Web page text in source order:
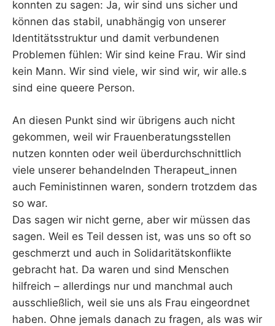
konnten zu sagen: Ja, wir sind uns sicher und
können das stabil, unabhängig von unserer
Identitätsstruktur und damit verbundenen
Problemen fühlen: Wir sind keine Frau. Wir sind
kein Mann. Wir sind viele, wir sind wir, wir alle.s
sind eine queere Person.
An diesen Punkt sind wir übrigens auch nicht
gekommen, weil wir Frauenberatungsstellen
nutzen konnten oder weil überdurchschnittlich
viele unserer behandelnden Therapeut_innen
auch Feministinnen waren, sondern trotzdem das
so war.
Das sagen wir nicht gerne, aber wir müssen das
sagen. Weil es Teil dessen ist, was uns so oft so
geschmerzt und auch in Solidaritätskonflikte
gebracht hat. Da waren und sind Menschen
hilfreich – allerdings nur und manchmal auch
ausschließlich, weil sie uns als Frau eingeordnet
haben. Ohne jemals danach zu fragen, als was wir